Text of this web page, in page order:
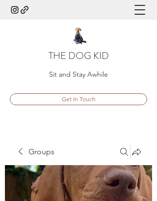
THE DOG KID
Sit and Stay Awhile
Get In Touch
Groups